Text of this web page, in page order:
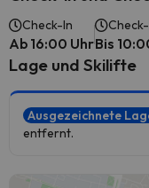
Check-In
Ab 16:00 UhrBis
Lage und Skilifte
Ausgezeichnete
entfernt.